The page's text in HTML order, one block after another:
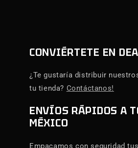
CONVIÉRTETE EN
¿Te gustaría distribuir
tu tienda? Contáctanos!
ENVÍOS RÁPIDOS A
MÉXICO
Empacamos con seguridad